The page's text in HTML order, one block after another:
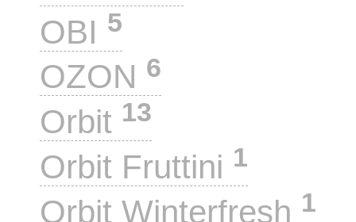
OBI 5
OZON 6
Orbit 13
Orbit Fruttini 1
Orbit Winterfresh 1